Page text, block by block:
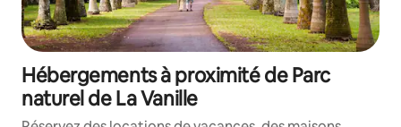
Hébergements à proximité de Parc
naturel de La Vanille